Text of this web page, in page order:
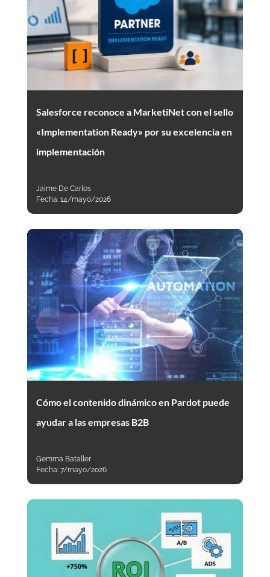
Salesforce reconoce a MarketiNet con el sello
«Implementation Ready» por su excelencia en
implementación
Jaime De Carlos
Fecha: 14/mayo/2026
Cómo el contenido dinámico en Pardot puede
ayudar a las empresas B2B
Gemma Bataller
Fecha: 7/mayo/2026